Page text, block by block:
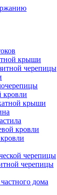
крыши
черепицы
кровли
крыши
кровли
черепицы
черепицы
дома